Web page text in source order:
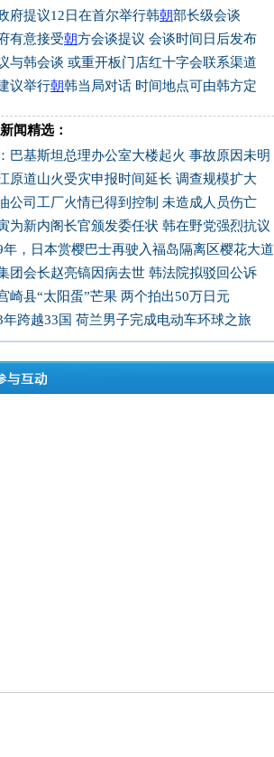
府提议12日在首尔举行韩朝部长级会谈
有意接受朝方会谈提议 会谈时间日后发布
与韩会谈 或重开板门店红十字会联系渠道
议举行朝韩当局对话 时间地点可由韩方定
闻精选：
巴基斯坦总理办公室大楼起火 事故原因未明
原道山火受灾申报时间延长 调查规模扩大
公司工厂火情已得到控制 未造成人员伤亡
为新内阁长官颁发委任状 韩在野党强烈抗议
年，日本赏樱巴士再驶入福岛隔离区樱花大道
团会长赵亮镐因病去世 韩法院拟驳回公诉
崎县“太阳蛋”芒果 两个拍出50万日元
年跨越33国 荷兰男子完成电动车环球之旅